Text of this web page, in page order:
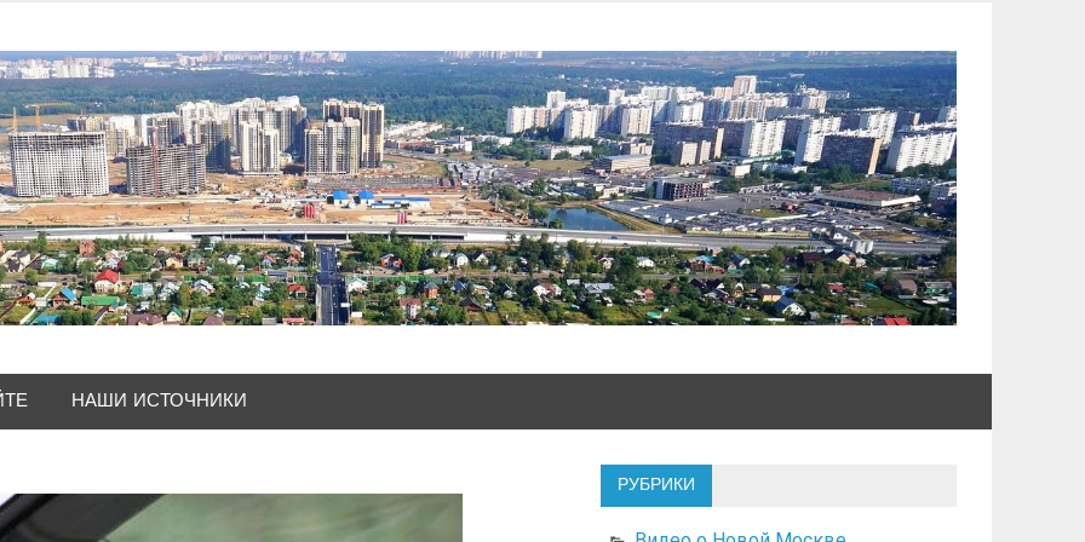
НАШИ ИСТОЧНИКИ
РУБРИКИ